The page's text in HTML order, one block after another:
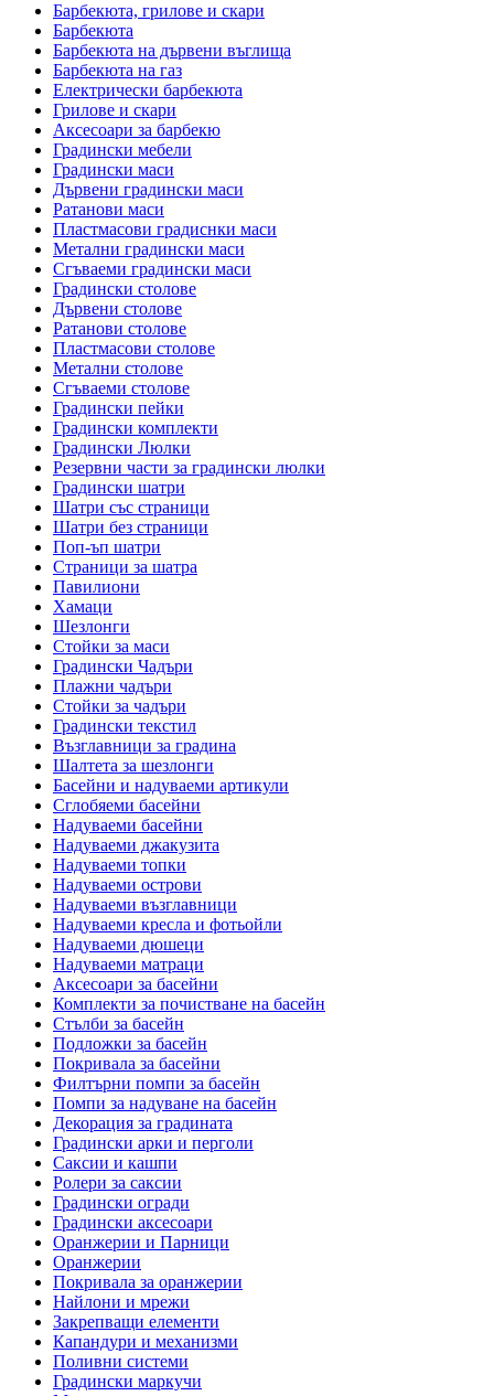
Барбекюта, грилове и скари
Барбекюта
Барбекюта на дървени въглища
Барбекюта на газ
Електрически барбекюта
Грилове и скари
Аксесоари за барбекю
Градински мебели
Градински маси
Дървени градински маси
Ратанови маси
Пластмасови градиснки маси
Метални градински маси
Сгъваеми градински маси
Градински столове
Дървени столове
Ратанови столове
Пластмасови столове
Метални столове
Сгъваеми столове
Градински пейки
Градински комплекти
Градински Люлки
Резервни части за градински люлки
Градински шатри
Шатри със страници
Шатри без страници
Поп-ъп шатри
Страници за шатра
Павилиони
Хамаци
Шезлонги
Стойки за маси
Градински Чадъри
Плажни чадъри
Стойки за чадъри
Градински текстил
Възглавници за градина
Шалтета за шезлонги
Басейни и надуваеми артикули
Сглобяеми басейни
Надуваеми басейни
Надуваеми джакузита
Надуваеми топки
Надуваеми острови
Надуваеми възглавници
Надуваеми кресла и фотьойли
Надуваеми дюшеци
Надуваеми матраци
Аксесоари за басейни
Комплекти за почистване на басейн
Стълби за басейн
Подложки за басейн
Покривала за басейни
Филтърни помпи за басейн
Помпи за надуване на басейн
Декорация за градината
Градински арки и перголи
Саксии и кашпи
Ролери за саксии
Градински огради
Градински аксесоари
Оранжерии и Парници
Оранжерии
Покривала за оранжерии
Найлони и мрежи
Закрепващи елементи
Капандури и механизми
Поливни системи
Градински маркучи